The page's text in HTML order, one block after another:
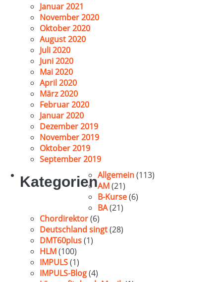
Januar 2021
November 2020
Oktober 2020
August 2020
Juli 2020
Juni 2020
Mai 2020
April 2020
März 2020
Februar 2020
Januar 2020
Dezember 2019
November 2019
Oktober 2019
September 2019
KategorienAllgemein(113)
AM(21)
B-Kurse(6)
BA(21)
Chordirektor(6)
Deutschland singt(28)
DMT60plus(1)
HLM(100)
IMPULS(1)
IMPULS-Blog(4)